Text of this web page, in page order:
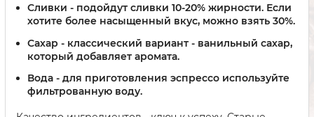
Сливки - подойдут сливки 10-20% жирности. Если
хотите более насыщенный вкус, можно взять 30%.
Сахар - классический вариант - ванильный сахар,
который добавляет аромата.
Вода - для приготовления эспрессо используйте
фильтрованную воду.